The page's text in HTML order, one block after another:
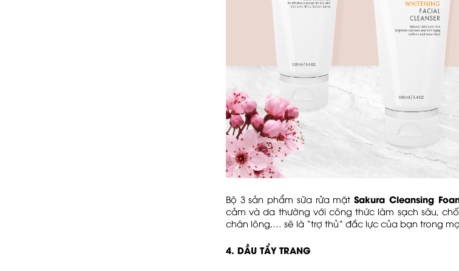
Bộ 3 sản phẩm sữa rửa mặtSakura Cleansing
cảm và da thường với công thức làm sạch sâu,
chân lông,… sẽ là “trợ thủ” đắc lực của bạn trong
4. DẦU TẨY TRANG